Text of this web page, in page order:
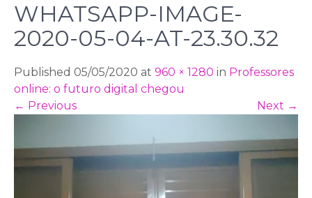
WHATSAPP-IMAGE-
2020-05-04-AT-23.30.32
Published 05/05/2020 at 960 × 1280 in Professores
online: o futuro digital chegou
← Previous Next →